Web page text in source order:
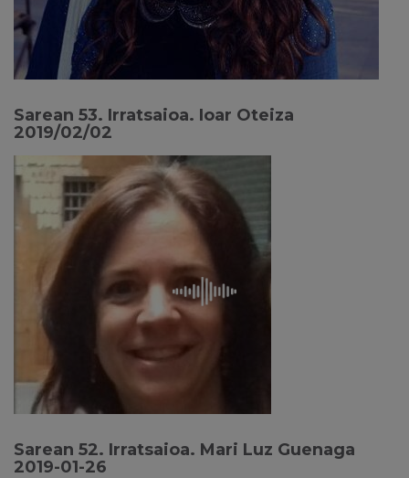
Sarean 53. Irratsaioa. Ioar Oteiza
2019/02/02
Sarean 52. Irratsaioa. Mari Luz Guenaga
2019-01-26